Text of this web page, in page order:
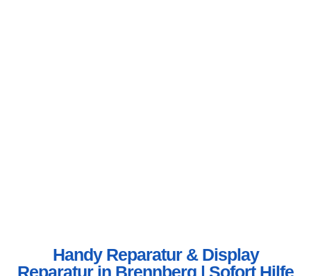
Handy Reparatur & Display
Reparatur in Brennberg | Sofort Hilfe